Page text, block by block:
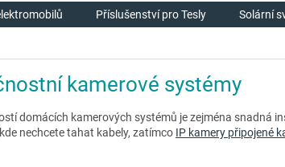
Příslušenství pro Tesly Solární
kamerové systémy
domácích kamerových systémů je zejména snadná
nechcete tahat kabely, zatímco IP kamery připojené